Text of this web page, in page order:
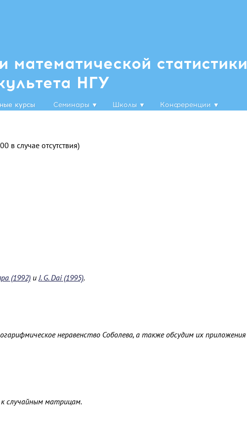
статистики
НГУ
курсы Семинары ▼ Школы ▼ Конференции ▼
в случае отсутствия)
(1992)и J. G. Dai (1995).
неравенство Соболева, а также обсудим их приложения
случайным матрицам.